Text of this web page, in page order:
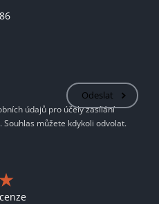
Odeslat
údajů pro účely zasílání
můžete kdykoli odvolat.